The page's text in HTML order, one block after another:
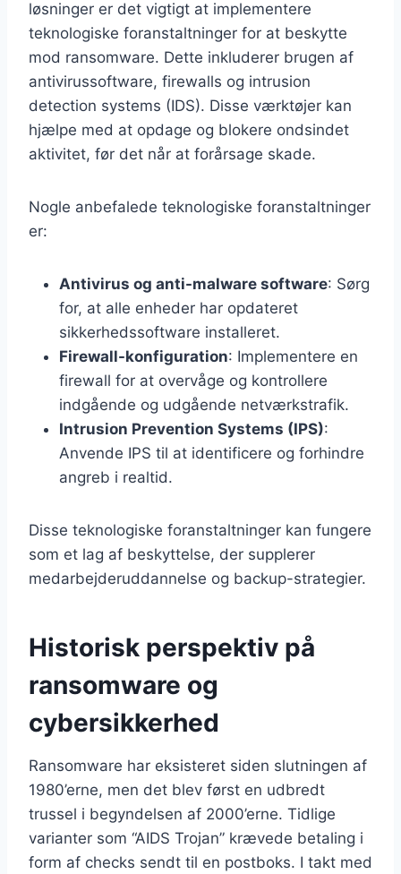
løsninger er det vigtigt at implementere
teknologiske foranstaltninger for at beskytte
mod ransomware. Dette inkluderer brugen af
antivirussoftware, firewalls og intrusion
detection systems (IDS). Disse værktøjer kan
hjælpe med at opdage og blokere ondsindet
aktivitet, før det når at forårsage skade.
Nogle anbefalede teknologiske foranstaltninger
er:
Antivirus og anti-malware software: Sørg
for, at alle enheder har opdateret
sikkerhedssoftware installeret.
Firewall-konfiguration: Implementere en
firewall for at overvåge og kontrollere
indgående og udgående netværkstrafik.
Intrusion Prevention Systems (IPS):
Anvende IPS til at identificere og forhindre
angreb i realtid.
Disse teknologiske foranstaltninger kan fungere
som et lag af beskyttelse, der supplerer
medarbejderuddannelse og backup-strategier.
Historisk perspektiv på
ransomware og
cybersikkerhed
Ransomware har eksisteret siden slutningen af
1980’erne, men det blev først en udbredt
trussel i begyndelsen af 2000’erne. Tidlige
varianter som “AIDS Trojan” krævede betaling i
form af checks sendt til en postboks. I takt med